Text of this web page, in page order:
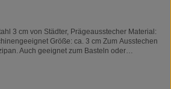
Material:
Größe: ca. 3 cm Zum Ausstechen
Auch geeignet zum Basteln oder